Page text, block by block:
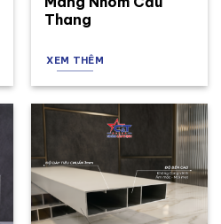
Thang
XEM THÊM